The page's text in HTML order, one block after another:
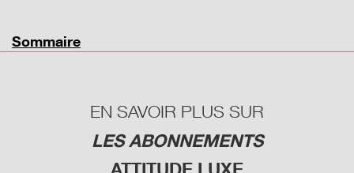
Sommaire
EN SAVOIR PLUS SUR
LES ABONNEMENTS
ATTITUDE LUXE